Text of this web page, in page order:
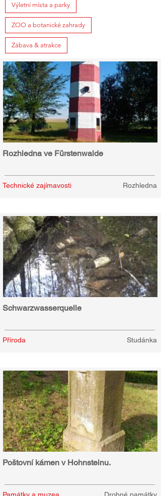
Výletní místa a parky
ZOO a botanické zahrady
Zábava & atrakce
Rozhledna ve Fürstenwalde
Technické zajímavosti Rozhledna
Schwarzwasserquelle
Příroda Studánka
Poštovní kámen v Hohnsteinu.